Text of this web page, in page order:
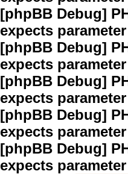
[phpBB Debug]
expects
[phpBB Debug]
expects
[phpBB Debug]
expects
[phpBB Debug]
expects
[phpBB Debug]
expects